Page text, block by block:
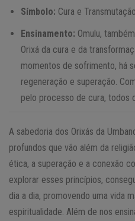
Símbolo: Cura e Transmutação
Ensinamento: Omulu,
Orixá da cura e da
momentos de sofrimento, há
regeneração e superação.
pelo processo de cura, todos
A sabedoria dos Orixás da
profundos que vão além da
ética, a superação e a conexão
explorar esses princípios,
dia a dia, promovendo uma vida
espiritualidade. Além de nos